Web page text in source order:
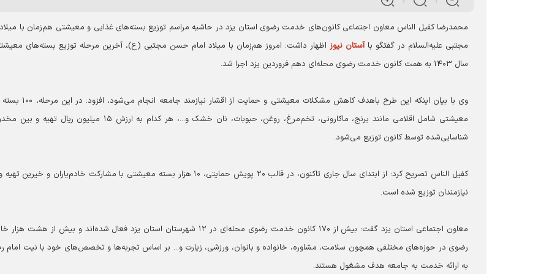
محمدرضا کفیل الناس معاون اجتماعی کانون‌های خدمت رضوی استان یزد در حاشیه مراسم توزیع بسته‌های غذایی و معیشتی هم‌زمان با میلاد
مجتبی علیه‌السلام در گفتگو با آستان نیوز اظهار داشت: امروز هم‌زمان با میلاد امام حسن مجتبی (ع)، آخرین مرحله توزیع بسته‌های
سال ۱۴۰۳ به همت کانون خدمت رضوی محله‌ای دهم فروردین یزد اجرا شد.
وی با بیان اینکه این طرح باهدف کاهش مشکلات معیشتی و حمایت
معیشتی شامل اقلامی مانند برنج، ماکارونی، تخم‌مرغ، روغن، حبوبات، نان خشک و...، هر کدام به ارزش ۱۵ میلیون
شناسایی‌شده توسط کانون توزیع می‌شود.
کفیل الناس تصریح کرد: از ابتدای سال جاری تاکنون، در قالب ۲۰ پویش حمایتی، ۱۰ هزار بسته معیشتی با مشارکت خادم‌یاران و
نیازمندان توزیع شده است.
معاون اجتماعی استان یزد گفت: بیش از ۱۷۰ کانون خدمت رضوی محله‌ای در ۱۲ شهرستان استان یزد فعال شده‌اند و بیش از هشت
رضوی در حوزه‌های مختلفی همچون سلامت، مشاوره، خانواده و بانوان، ورزشی، زیارت و... بر اساس تجربه‌ها و تخصص‌های خود با نیت امام
به ارائه خدمت به جامعه هدف مشغول هستند.